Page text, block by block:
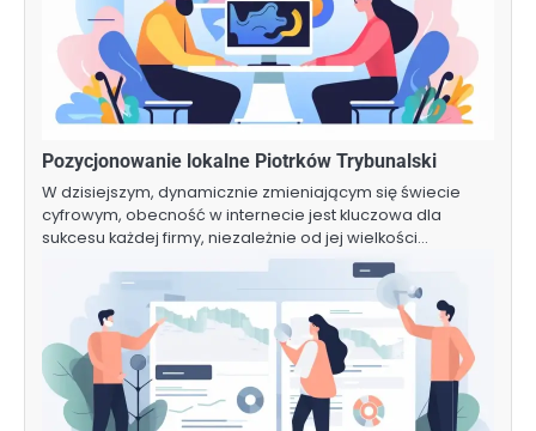
Pozycjonowanie lokalne Piotrków Trybunalski
W dzisiejszym, dynamicznie zmieniającym się świecie
cyfrowym, obecność w internecie jest kluczowa dla
sukcesu każdej firmy, niezależnie od jej wielkości…